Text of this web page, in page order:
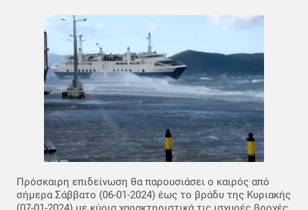
Πρόσκαιρη επιδείνωση θα παρουσιάσει ο καιρός από
σήμερα Σάββατο (06-01-2024) έως το βράδυ της Κυριακής